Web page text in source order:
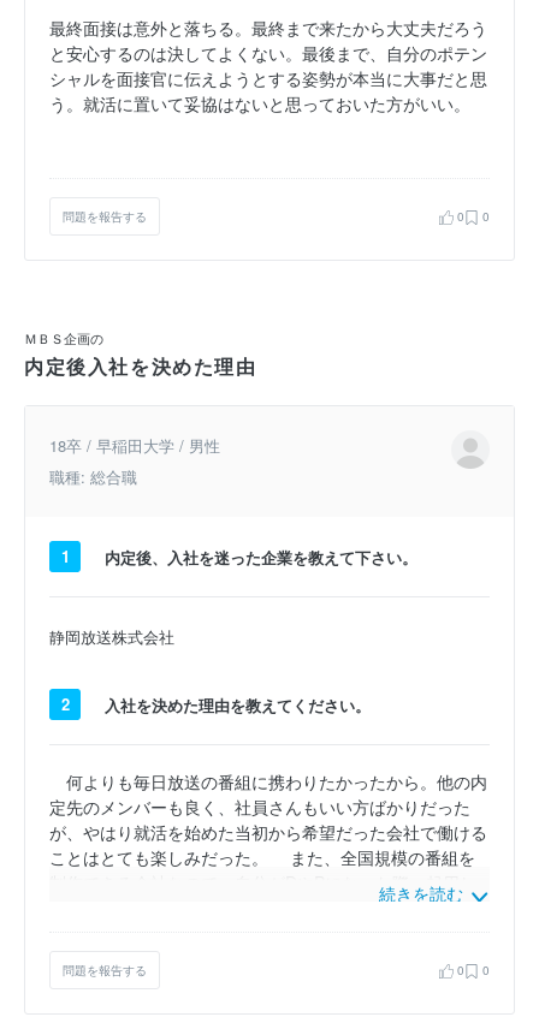
最終面接は意外と落ちる。最終まで来たから大丈夫だろう
と安心するのは決してよくない。最後まで、自分のポテン
シャルを面接官に伝えようとする姿勢が本当に大事だと思
う。就活に置いて妥協はないと思っておいた方がいい。
問題を報告する 0 0
ＭＢＳ企画の
内定後入社を決めた理由
18卒 / 早稲田大学 / 男性
職種: 総合職
1 内定後、入社を迷った企業を教えて下さい。
静岡放送株式会社
2 入社を決めた理由を教えてください。
何よりも毎日放送の番組に携わりたかったから。他の内
定先のメンバーも良く、社員さんもいい方ばかりだった
が、やはり就活を始めた当初から希望だった会社で働ける
ことはとても楽しみだった。 また、全国規模の番組を
制作できる会社なので、自分がDやPになった際、起用し
たい芸能人の方との出演交渉がスムーズに行くと思った。
決して、他の内定先でやりたいことができないわけでは
なかったが、東京もしくは生まれ育った大阪で活躍できる
ことを想像すると、やはりMBS企画にした方が幸せなのか
なと思った。
続きを読む
問題を報告する 0 0